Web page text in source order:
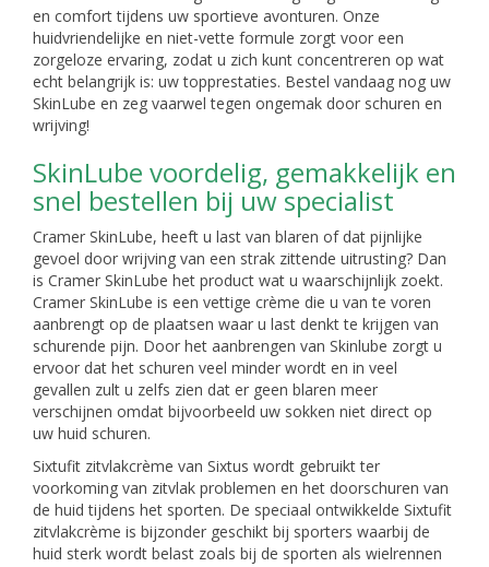
en comfort tijdens uw sportieve avonturen. Onze
huidvriendelijke en niet-vette formule zorgt voor een
zorgeloze ervaring, zodat u zich kunt concentreren op wat
echt belangrijk is: uw topprestaties. Bestel vandaag nog uw
SkinLube en zeg vaarwel tegen ongemak door schuren en
wrijving!
SkinLube voordelig, gemakkelijk en
snel bestellen bij uw specialist
Cramer SkinLube, heeft u last van blaren of dat pijnlijke
gevoel door wrijving van een strak zittende uitrusting? Dan
is Cramer SkinLube het product wat u waarschijnlijk zoekt.
Cramer SkinLube is een vettige crème die u van te voren
aanbrengt op de plaatsen waar u last denkt te krijgen van
schurende pijn. Door het aanbrengen van Skinlube zorgt u
ervoor dat het schuren veel minder wordt en in veel
gevallen zult u zelfs zien dat er geen blaren meer
verschijnen omdat bijvoorbeeld uw sokken niet direct op
uw huid schuren.
Sixtufit zitvlakcrème van Sixtus wordt gebruikt ter
voorkoming van zitvlak problemen en het doorschuren van
de huid tijdens het sporten. De speciaal ontwikkelde Sixtufit
zitvlakcrème is bijzonder geschikt bij sporters waarbij de
huid sterk wordt belast zoals bij de sporten als wielrennen